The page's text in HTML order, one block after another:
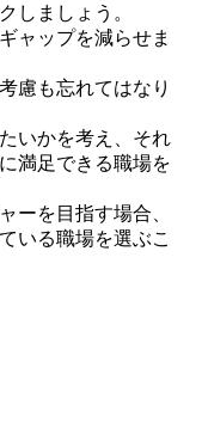
しましょう。
ャップを減らせま
慮も忘れてはなり
いかを考え、それ
満足できる職場を
ーを目指す場合、
いる職場を選ぶこ